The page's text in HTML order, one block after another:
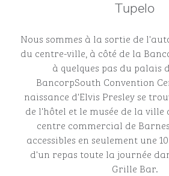
Tupelo
Nous sommes à la sortie de
du centre-ville, à côté de la
à quelques pas du palais
BancorpSouth Convention
naissance d'Elvis Presley se
de l'hôtel et le musée de la ville
centre commercial de
accessibles en seulement une
d'un repas toute la journée
Grille Bar.